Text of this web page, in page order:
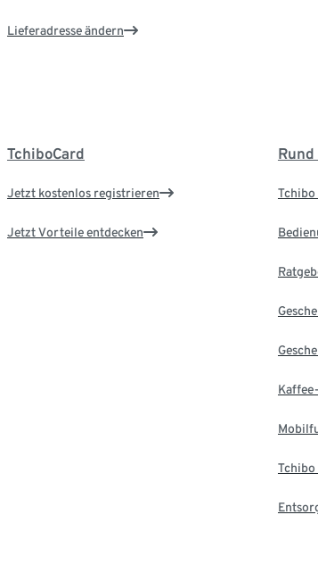
Lieferadresse ändern
TchiboCard
Jetzt kostenlos registrieren
Jetzt Vorteile entdecken
Tchibo
Tchibo